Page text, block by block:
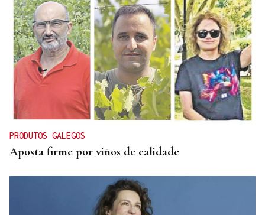
CRISIS HUMANITARIA
Prohens advierte de que la crisis migratoria en
Ceuta "no ha acabado": "Que no nos hagan creer lo
contrario"
PRODUTOS GALEGOS
Aposta firme por viños de calidade